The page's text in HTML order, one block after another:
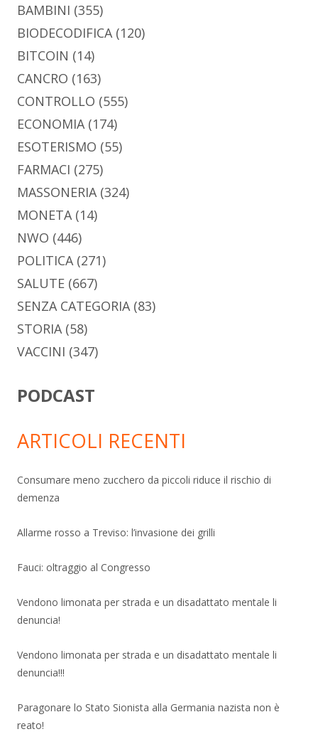
BAMBINI (355)
BIODECODIFICA(120)
BITCOIN (14)
CANCRO (163)
CONTROLLO (555)
ECONOMIA(174)
ESOTERISMO (55)
FARMACI (275)
MASSONERIA(324)
MONETA(14)
NWO (446)
POLITICA(271)
SALUTE (667)
SENZA CATEGORIA(83)
STORIA(58)
VACCINI (347)
PODCAST
ARTICOLI RECENTI
Consumare meno zucchero da piccoli riduce il rischio di
demenza
Allarme rosso a Treviso: l’invasione dei grilli
Fauci: oltraggio al Congresso
Vendono limonata per strada e un disadattato mentale li
denuncia!
Vendono limonata per strada e un disadattato mentale li
denuncia!!!
Paragonare lo Stato Sionista alla Germania nazista non è
reato!